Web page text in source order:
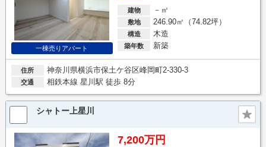
一棟売りアパート
建物 －㎡
敷地 246.90㎡（74.82坪）
構造 木造
築年数 新築
住所 神奈川県横浜市保土ケ谷区峰岡町2-330-3
交通 相鉄本線 星川駅 徒歩 8分
シャトー上星川
7,200万円